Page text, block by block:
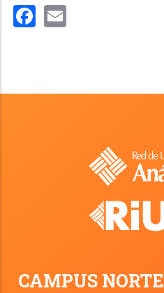
Facebook
CAMPUS NORTE